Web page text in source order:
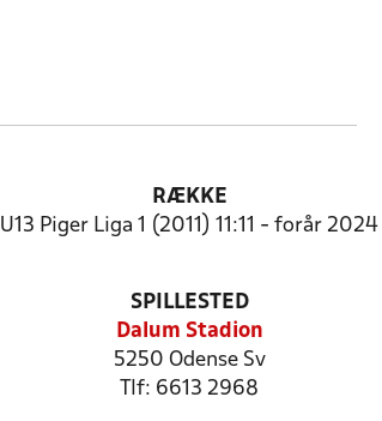
RÆKKE
U13 Piger Liga 1 (2011) 11:11 - forår 2024
SPILLESTED
Dalum Stadion
5250 Odense Sv
Tlf: 6613 2968